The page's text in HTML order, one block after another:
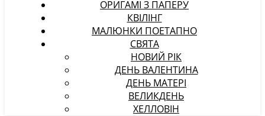
ОРИГАМІ З ПАПЕРУ
КВІЛІНГ
МАЛЮНКИ ПОЕТАПНО
СВЯТА
НОВИЙ РІК
ДЕНЬ ВАЛЕНТИНА
ДЕНЬ МАТЕРІ
ВЕЛИКДЕНЬ
ХЕЛЛОВІН